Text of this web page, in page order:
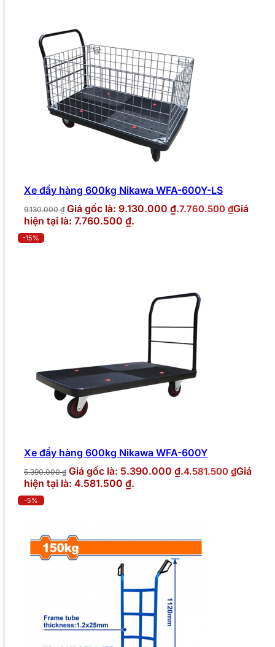
Xe đẩy hàng 600kg Nikawa WFA-600Y-LS
9.130.000₫ Giá gốc là: 9.130.000 ₫.7.760.500 ₫Giá
hiện tại là: 7.760.500 ₫.
-15%
Xe đẩy hàng 600kg Nikawa WFA-600Y
5.390.000₫ Giá gốc là: 5.390.000 ₫.4.581.500 ₫Giá
hiện tại là: 4.581.500 ₫.
-5%